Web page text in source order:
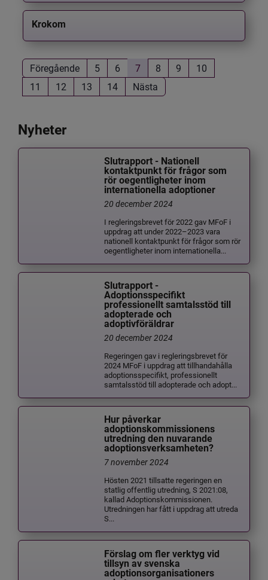
Krokom
Föregående 5 6 7 8 9
10
11
12 13 14 Nästa
Nyheter
Slutrapport - Nationell
kontaktpunkt för frågor som
rör oegentligheter inom
internationella adoptioner
20 december 2024
I regleringsbrevet för 2022 gav MFoF i
uppdrag att under 2022–2023 vara
nationell kontaktpunkt för frågor som rör
oegentligheter inom internationella...
Slutrapport -
Adoptionsspecifikt
professionellt samtalsstöd till
adopterade och
adoptivföräldrar
20 december 2024
Regeringen gav i regleringsbrevet för
2024 MFoF i uppdrag att tillhandahålla
adoptionsspecifikt, professionellt
samtalsstöd till adopterade och adopt...
Hur påverkar
adoptionskommissionens
utredning den nuvarande
adoptionsverksamheten?
7 november 2024
Hösten 2021 tillsatte regeringen en
statlig offentlig utredning, S 2021:08,
kallad Adoptionskommissionen.
Utredningen har fått i uppdrag att utreda
S...
Förslag om fler verktyg vid
tillsyn av svenska
adoptionsorganisationers